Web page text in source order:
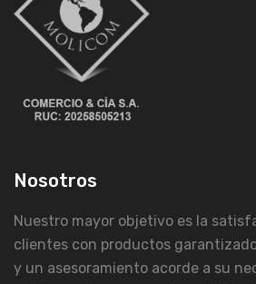
Nosotros
Nuestro mayor objetivo es la
clientes con productos
y un asesoramiento acorde a su